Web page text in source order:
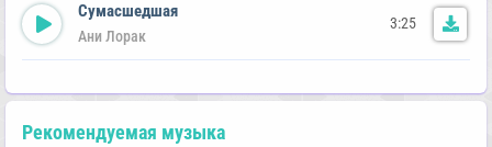
Сумасшедшая
Ани Лорак
3:25
Рекомендуемая музыка